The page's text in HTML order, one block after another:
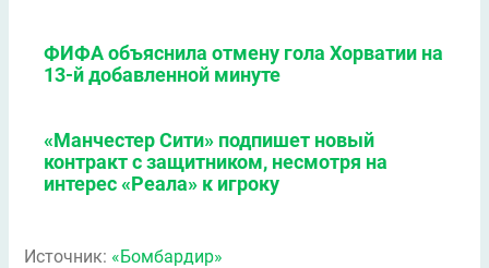
ФИФА объяснила отмену гола Хорватии на
13-й добавленной минуте
«Манчестер Сити» подпишет новый
контракт с защитником, несмотря на
интерес «Реала» к игроку
Источник: «Бомбардир»